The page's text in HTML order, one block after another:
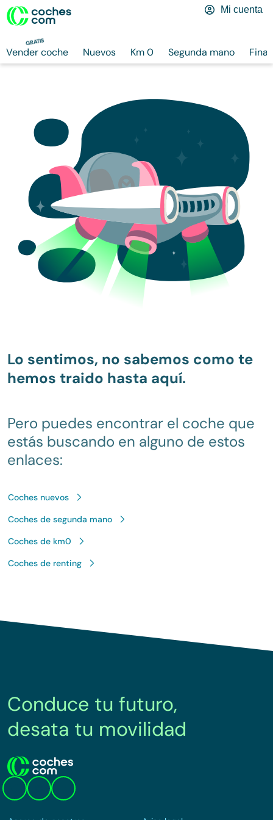
GRATIS
Vender coche Nuevos Km 0 Segunda mano
Mi cuenta
Lo sentimos, no sabemos como te
hemos traido hasta aquí.
Pero puedes encontrar el coche que
estás buscando en alguno de estos
enlaces:
Coches nuevos
Coches de segunda mano
Coches de km0
Coches de renting
Conduce tu futuro,
desata tu movilidad